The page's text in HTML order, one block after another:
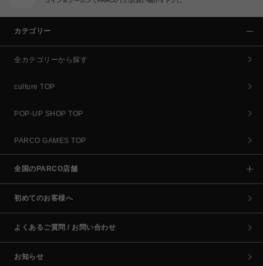
カテゴリー
全カテゴリーから探す
culture TOP
POP-UP SHOP TOP
PARCO GAMES TOP
全国のPARCO店舗
初めてのお客様へ
よくあるご質問 / お問い合わせ
お知らせ